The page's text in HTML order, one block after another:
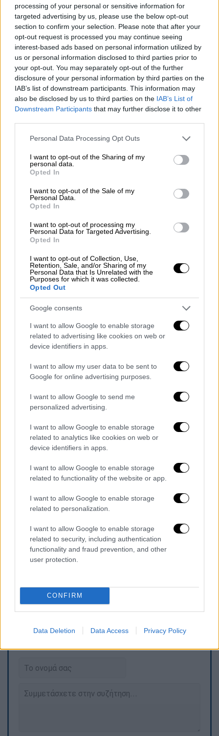
processing of your personal or sensitive information for
targeted advertising by us, please use the below opt-out
section to confirm your selection. Please note that after your
opt-out request is processed you may continue seeing
interest-based ads based on personal information utilized by
us or personal information disclosed to third parties prior to
your opt-out. You may separately opt-out of the further
disclosure of your personal information by third parties on the
IAB’s list of downstream participants. This information may
also be disclosed by us to third parties on the IAB’s List of
Downstream Participants that may further disclose it to other
Please note that this website/app uses one or more Google
not limited to your visit or usage behaviour. You may click to
grant or deny consent to Google and its third-party tags to
use your data for below specified purposes in below Google
consent section.
Personal Data Processing Opt Outs
I want to opt-out of the Sharing of my
personal data.
Opted In
I want to opt-out of the Sale of my
Personal Data.
Opted In
I want to opt-out of processing my
Personal Data for Targeted Advertising.
Opted In
I want to opt-out of Collection, Use,
Retention, Sale, and/or Sharing of my
Personal Data that Is Unrelated with the
Purposes for which it was collected.
Opted Out
Google consents
I want to allow Google to enable storage
related to advertising like cookies on web or
device identifiers in apps.
I want to allow my user data to be sent to
Google for online advertising purposes.
I want to allow Google to send me
personalized advertising.
I want to allow Google to enable storage
related to analytics like cookies on web or
device identifiers in apps.
I want to allow Google to enable storage
related to functionality of the website or app.
I want to allow Google to enable storage
related to personalization.
I want to allow Google to enable storage
related to security, including authentication
functionality and fraud prevention, and other
user protection.
CONFIRM
Data Deletion Data Access Privacy Policy
ΔΙΑΒΑΣΤΕ ΕΠΙΣΗΣ
Κόσμος|05.06.2024 12:54
Χειμάρρα: Παραιτήθηκε η διορισμένη
δήμαρχος, Μπλερίνα Μπάλα
Τα μέτρα κατά της διακίνησης
Τούρκοςνομάρχης, σε συνάντηση με
μέτρα που έχουν ληφθεί για την
καταπολέμηση της παράνομης
μετανάστευσηςκαι της τρομοκρατίας.
Τόνισε ότι οι δυνάμεις της Αστυνομίας και
της Χωροφυλακής εργάζονται αδιάκοπα για
την αντιμετώπιση της λαθραίας διακίνησης
μεταναστών, σημειώνοντας σημαντικές
«Υπάρχουν106σημεία ελέγχου στον νομό
μας, εκ των οποίων τα 16 είναι σταθερά, ενώ
τα υπόλοιπα μεταβάλλονται ανάλογα με τις
ανάγκες» ανέφερε οΣεζέρ. «Το 75% των
συλλήψεων πραγματοποιείται χάρη στα
προληπτικά μέτρα πριν από την άφιξη στη
συνοριακή γραμμή. Οι δυνάμεις μας
βρίσκονται στο πεδίο 24 ώρες το 24ωρο,
επιδεικνύοντας αυταπάρνηση».
οι αρχές συνέλαβαν 3.021 παράτυπους
μετανάστες,σημειώνοντας αύξηση 7% σε
σύγκριση με τον ίδιο μήνα του περασμένου
έτους. Επιπλέον, οι αρχές προχώρησαν στη
σύλληψη 274 διακινητών ανθρώπων τους
πρώτους 5 μήνες του έτους, ενώ 210 μέλη
τρομοκρατικών οργανώσεων που
οδηγήθηκαν ενώπιον της δικαιοσύνης.
κατάσταση στην Αδριανούπολη
δείχνει ότι
οι αρχές στα ελληνοτουρκικά σύνορα
παραμένουν σε επιφυλακή, παρά την
εντατικοποίηση των προσπαθειών των
μεταναστευτικών ροών.
Τα σχολιά σας δημοσιεύονται άμεσα με δική σας ευθύνη. Το